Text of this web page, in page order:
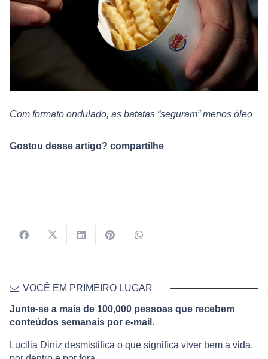
Com formato ondulado, as batatas “seguram” menos óleo
Gostou desse artigo? compartilhe
VOCÊ EM PRIMEIRO LUGAR
Junte-se a mais de 100,000 pessoas que recebem
conteúdos semanais por e-mail.
Lucilia Diniz desmistifica o que significa viver bem a vida,